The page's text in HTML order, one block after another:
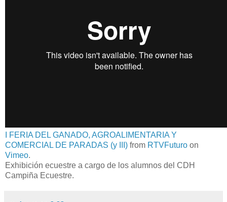
I FERIA DEL GANADO, AGROALIMENTARIA Y
COMERCIAL DE PARADAS (y III) from RTVFuturo on
Vimeo.
Exhibición ecuestre a cargo de los alumnos del CDH
Campiña Ecuestre.